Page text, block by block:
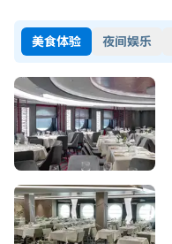
美食体验 夜间娱乐